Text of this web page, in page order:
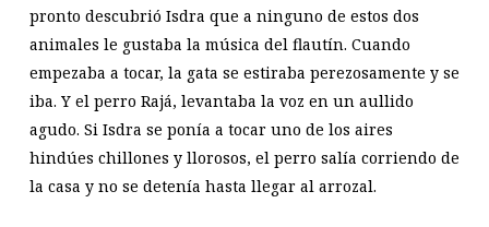
pronto descubrió Isdra que a ninguno de estos dos
animales le gustaba la música del flautín. Cuando
empezaba a tocar, la gata se estiraba perezosamente y se
iba. Y el perro Rajá, levantaba la voz en un aullido
agudo. Si Isdra se ponía a tocar uno de los aires
hindúes chillones y llorosos, el perro salía corriendo de
la casa y no se detenía hasta llegar al arrozal.